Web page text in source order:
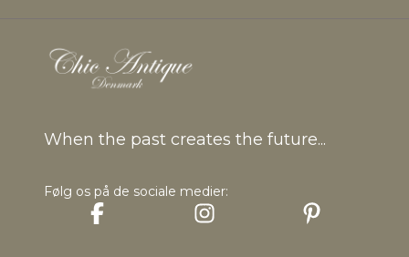
When the past creates the future...
Følg os på de sociale medier: